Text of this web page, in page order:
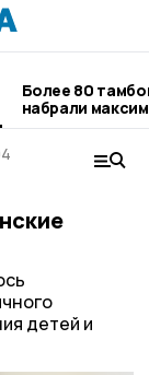
Более 80
набрали
детей и